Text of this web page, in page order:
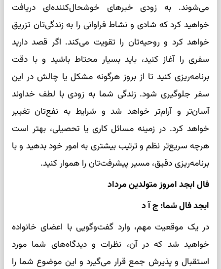
می‌شوند. به زودی خبرهای خوشحال‌کننده‌ای دریافت
خواهید کرد که شادی و نشاط فراوانی را به زندگی‌تان تزریق
خواهد کرد و روحیه‌تان را تقویت می‌کند. اگر قصد دارید
سفری را آغاز کنید، باید بسیار محتاط باشید و با دقت
برنامه‌ریزی کنید تا از بروز هرگونه مشکل یا چالش در این
سفر جلوگیری شود. زندگی شما به زودی با لطف خداوند
آسان‌تر و آرام‌تر خواهد شد و شرایط به نفع‌تان تغییر
خواهد کرد. در زمینه مسائل کاری یا تحصیلی، بهتر است
هرچه سریع‌تر نظم و ترتیب بیشتری به امور خود بدهید و با
برنامه‌ریزی دقیق، مسیر پیشرفت‌تان را هموار کنید.
فال ابجد امروز متولدین مرداد
ابجد فال شما: ج آ د
در یک موقعیت مهم، وارد گفت‌وگویی با اعضای خانواده
خواهید شد که در آن، نظرات و دیدگاه‌های شما مورد
استقبال و پذیرش جمع قرار می‌گیرد و این موضوع شما را